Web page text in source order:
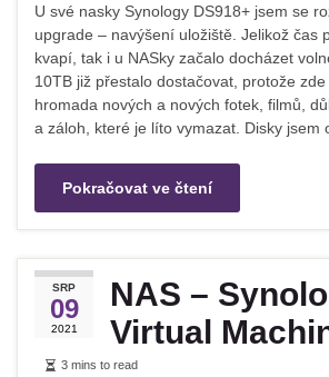
U své nasky Synology DS918+ jsem se
upgrade – navýšení uložiště. Jelikož čas
kvapí, tak i u NASky začalo docházet
10TB již přestalo dostačovat, protože
hromada nových a nových fotek, filmů,
a záloh, které je líto vymazat. Disky jsem
Pokračovat ve čtení
SRP
09
2021
NAS –
Virtual
3 mins to read